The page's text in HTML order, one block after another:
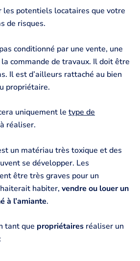
les potentiels locataires que votre
de risques.
conditionné par une vente, une
commande de travaux. Il doit être
Il est d’ailleurs rattaché au bien
propriétaire.
uniquement le type de
à réaliser.
un matériau très toxique et des
se développer. Les
être très graves pour un
habiter, vendre ou louer un
à l’amiante.
tant que propriétaires réaliser un